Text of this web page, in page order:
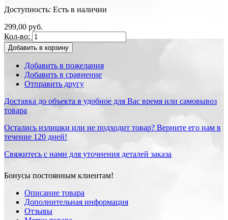
Доступность: Есть в наличии
299,00 руб.
Кол-во:
Добавить в корзину
Добавить в пожелания
Добавить в сравнение
Отправить другу
Доставка до объекта в удобное для Вас время или самовывоз
товара
Остались излишки или не подходит товар? Верните его нам в
течение 120 дней!
Свяжитесь с нами для уточнения деталей заказа
Бонусы постоянным клиентам!
Описание товара
Дополнительная информация
Отзывы